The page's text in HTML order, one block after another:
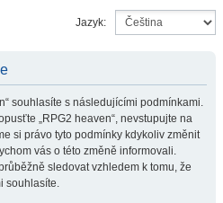
Jazyk:
souhlasíte s následujícími podmínkami.
„RPG2 heaven“, nevstupujte na
si právo tyto podmínky kdykoliv změnit
vás o této změně informovali.
sledovat vzhledem k tomu, že
souhlasíte.